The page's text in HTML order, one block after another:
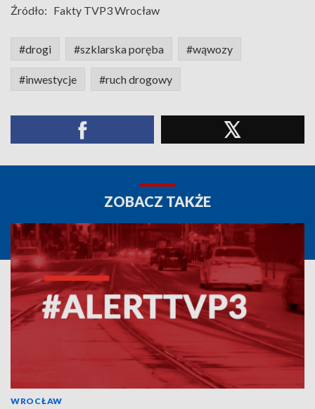
Źródło: Fakty TVP3 Wrocław
#drogi #szklarska poręba #wąwozy
#inwestycje #ruch drogowy
ZOBACZ TAKŻE
WROCŁAW